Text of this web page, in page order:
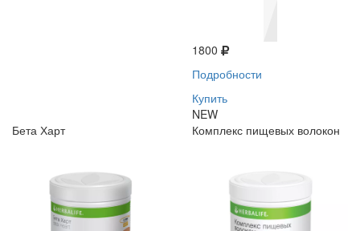
1800
Подробности
Купить
NEW
Бета Харт
Комплекс пищевых волокон